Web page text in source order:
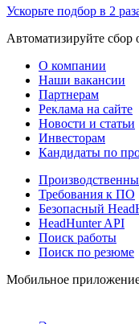
Ускорьте подбор в 2
Автоматизируйте сбор
О компании
Наши вакансии
Партнерам
Реклама на сайте
Новости и статьи
Инвесторам
Кандидаты по
Требования к ПО
Безопасный
HeadHunter API
Поиск работы
Поиск по резюме
Мобильное